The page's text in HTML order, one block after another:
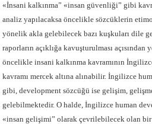
«İnsani kalkınma” «insan güvenliği” gibi
analiz yapılacaksa öncelikle sözcüklerin
yönelik akla gelebilecek bazı kuşkuları dile
raporların açıklığa kavuşturulması
öncelikle insani kalkınma kavramının
kavramı mercek altına alınabilir. İngilizce
gibi, development sözcüğü ise gelişim,
gelebilmektedir. O halde, İngilizce human
«insan gelişimi” olarak çevrilebilecek olan bir